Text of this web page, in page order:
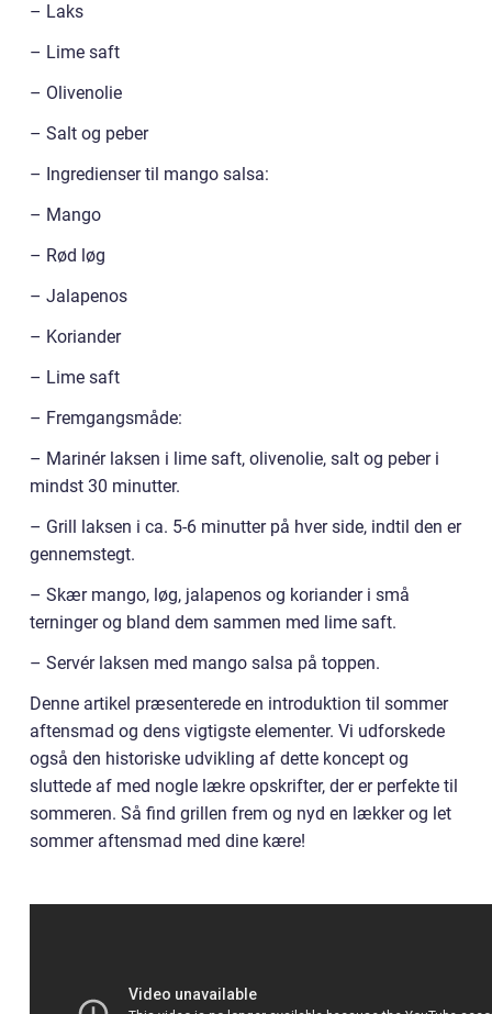
– Laks
– Lime saft
– Olivenolie
– Salt og peber
– Ingredienser til mango salsa:
– Mango
– Rød løg
– Jalapenos
– Koriander
– Lime saft
– Fremgangsmåde:
– Marinér laksen i lime saft, olivenolie, salt og peber i
mindst 30 minutter.
– Grill laksen i ca. 5-6 minutter på hver side, indtil den er
gennemstegt.
– Skær mango, løg, jalapenos og koriander i små
terninger og bland dem sammen med lime saft.
– Servér laksen med mango salsa på toppen.
Denne artikel præsenterede en introduktion til sommer
aftensmad og dens vigtigste elementer. Vi udforskede
også den historiske udvikling af dette koncept og
sluttede af med nogle lækre opskrifter, der er perfekte til
sommeren. Så find grillen frem og nyd en lækker og let
sommer aftensmad med dine kære!